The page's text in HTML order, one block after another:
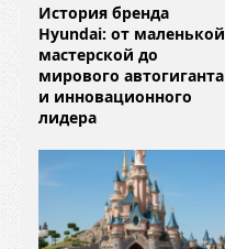
История бренда
Hyundai: от маленькой
мастерской до
мирового автогиганта
и инновационного
лидера